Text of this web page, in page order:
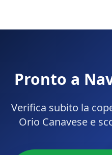
Pronto a
Verifica subito la
Orio Canavese e